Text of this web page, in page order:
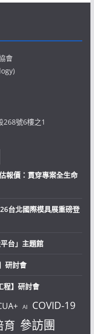
會
268號6樓之1
報價：貫穿專案全生命
台北國際模具展重磅登
台」主題館
研討會
程】研討會
AI COVID-19
育 參訪團